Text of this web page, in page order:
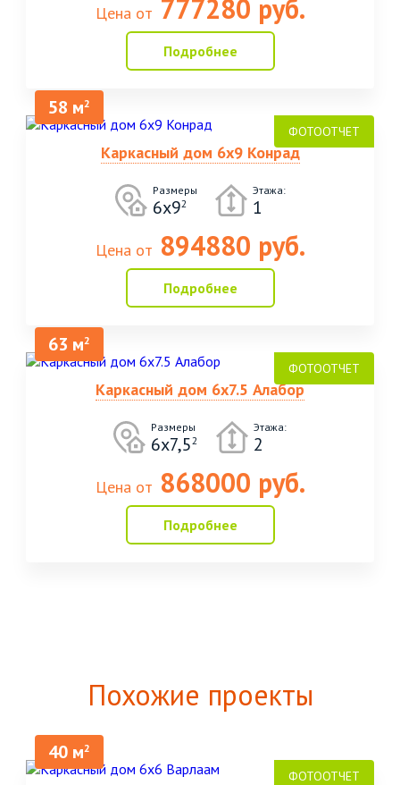
Цена от 777280 руб.
Подробнее
58 м2
Каркасный дом 6х9 Конрад
Размеры
6х92
Этажа:
1
Цена от 894880 руб.
Подробнее
63 м2
Каркасный дом 6х7.5 Алабор
Размеры
6х7,52
Этажа:
2
Цена от 868000 руб.
Подробнее
Похожие проекты
40 м2